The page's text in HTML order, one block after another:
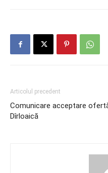
Articolul precedent
Comunicare acceptare
Dîrloaică